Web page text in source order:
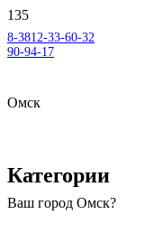
8-3812-33-60-32
90-94-17
Омск
Ваш город Омск?
Категории